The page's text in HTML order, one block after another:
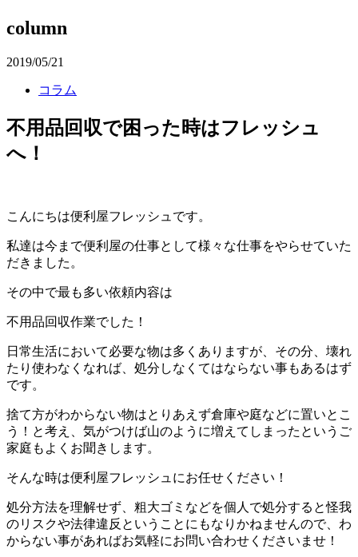
column
2019/05/21
コラム
不用品回収で困った時はフレッシュ
へ！
こんにちは便利屋フレッシュです。
私達は今まで便利屋の仕事として様々な仕事をやらせていた
だきました。
その中で最も多い依頼内容は
不用品回収作業でした！
日常生活において必要な物は多くありますが、その分、壊れ
たり使わなくなれば、処分しなくてはならない事もあるはず
です。
捨て方がわからない物はとりあえず倉庫や庭などに置いとこ
う！と考え、気がつけば山のように増えてしまったというご
家庭もよくお聞きします。
そんな時は便利屋フレッシュにお任せください！
処分方法を理解せず、粗大ゴミなどを個人で処分すると怪我
のリスクや法律違反ということにもなりかねませんので、わ
からない事があればお気軽にお問い合わせくださいませ！